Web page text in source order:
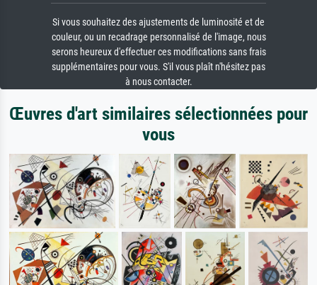
Si vous souhaitez des ajustements de luminosité et de
couleur, ou un recadrage personnalisé de l'image, nous
serons heureux d'effectuer ces modifications sans frais
supplémentaires pour vous. S'il vous plaît n'hésitez pas
à nous contacter.
Œuvres d'art similaires sélectionnées pour
vous